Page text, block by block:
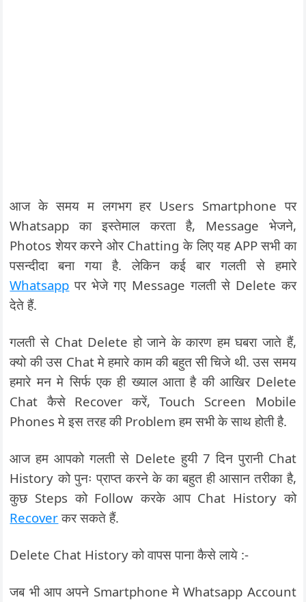
आज के समय म लगभग हर Users Smartphone पर
Whatsapp का इस्तेमाल करता है, Message भेजने,
Photos शेयर करने ओर Chatting के लिए यह APP सभी का
पसन्दीदा बना गया है. लेकिन कई बार गलती से हमारे
Whatsapp पर भेजे गए Message गलती से Delete कर
देते हैं.
गलती से Chat Delete हो जाने के कारण हम घबरा जाते हैं,
क्यो की उस Chat मे हमारे काम की बहुत सी चिजे थी. उस समय
हमारे मन मे सिर्फ एक ही ख्याल आता है की आखिर Delete
Chat कैसे Recover करें, Touch Screen Mobile
Phones मे इस तरह की Problem हम सभी के साथ होती है.
आज हम आपको गलती से Delete हुयी 7 दिन पुरानी Chat
History को पुनः प्राप्त करने के का बहुत ही आसान तरीका है,
कुछ Steps को Follow करके आप Chat History को
Recoverकर सकते हैं.
Delete Chat History को वापस पाना कैसे लाये :-
जब भी आप अपने Smartphone मे Whatsapp Account